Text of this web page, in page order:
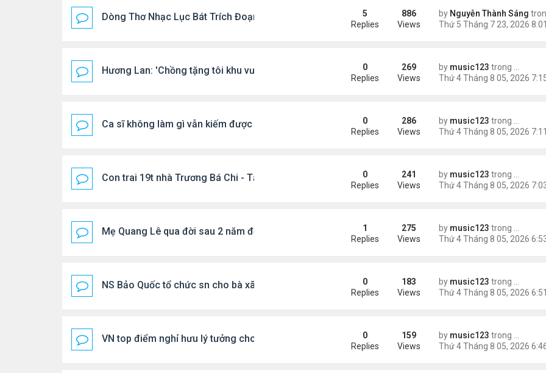
Dòng Thơ Nhạc Lục Bát Trích Đoạn - Gõ Google: nhat lang thu quan by Nguyễn Thành Sáng
5
Replies
886
Views
Hương Lan: 'Chồng tặng tôi khu vườn tình yêu' by music123 trong
0
Replies
269
Views
Ca sĩ không làm gì vẫn kiếm được 400 triệu đồng/tháng by music123 trong
0
Replies
286
Views
Con trai 19t nhà Trương Bá Chi - Tạ Đình Phong by music123 trong
0
Replies
241
Views
Mẹ Quang Lê qua đời sau 2 năm đột quỵ. by music123 trong
1
Replies
275
Views
NS Bảo Quốc tổ chức sn cho bà xã by music123 trong
0
Replies
183
Views
VN top điểm nghỉ hưu lý tưởng cho người Mỹ by music123 trong
0
Replies
159
Views